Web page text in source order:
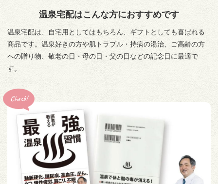
温泉宅配はこんな方におすすめです
温泉宅配は、自宅用としてはもちろん、ギフトとしても喜ばれる
商品です。温泉好きの方や肌トラブル・持病の湯治、ご高齢の方
への贈り物、敬老の日・母の日・父の日などの記念日に最適で
す。
Check!